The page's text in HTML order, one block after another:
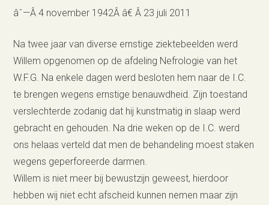
âˆ—Â 4 november 1942Â â€ Â 23 juli 2011
Na twee jaar van diverse ernstige ziektebeelden werd
Willem opgenomen op de afdeling Nefrologie van het
W.F.G. Na enkele dagen werd besloten hem naar de I.C.
te brengen wegens ernstige benauwdheid. Zijn toestand
verslechterde zodanig dat hij kunstmatig in slaap werd
gebracht en gehouden. Na drie weken op de I.C. werd
ons helaas verteld dat men de behandeling moest staken
wegens geperforeerde darmen.
Willem is niet meer bij bewustzijn geweest, hierdoor
hebben wij niet echt afscheid kunnen nemen maar zijn